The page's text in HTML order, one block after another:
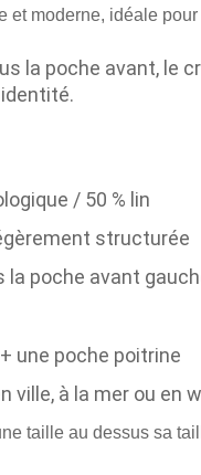
et moderne, idéale
la poche avant, le
/ 50 % lin
structurée
la poche avant
une poche poitrine
ville, à la mer ou en
taille au dessus sa